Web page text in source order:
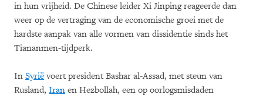
in hun vrijheid. De Chinese leider Xi Jinping reageerde dan
weer op de vertraging van de economische groei met de
hardste aanpak van alle vormen van dissidentie sinds het
Tiananmen-tijdperk.
In Syriëvoert president Bashar al-Assad, met steun van
Rusland, Iran en Hezbollah, een op oorlogsmisdaden